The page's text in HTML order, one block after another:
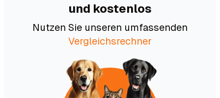
und kostenlos
Nutzen Sie unseren umfassenden
Vergleichsrechner